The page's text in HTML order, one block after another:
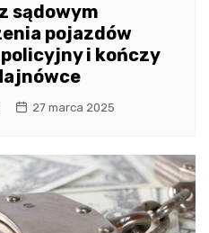
sądowym
pojazdów
i kończy
27 marca 2025